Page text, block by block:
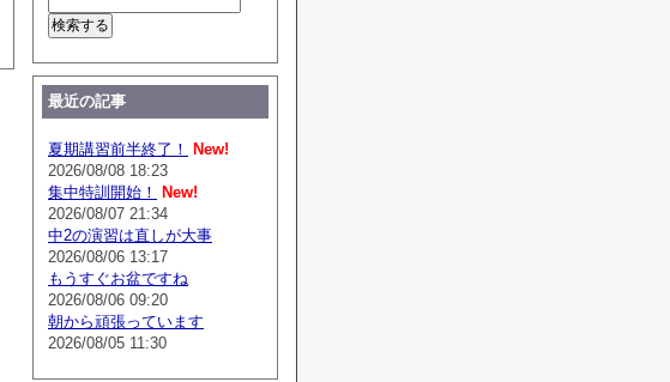
最近の記事
夏期講習前半終了！
New!
2026/08/08 18:23
集中特訓開始！
New!
2026/08/07 21:34
中2の演習は直しが大事
2026/08/06 13:17
もうすぐお盆ですね
2026/08/06 09:20
朝から頑張っています
2026/08/05 11:30